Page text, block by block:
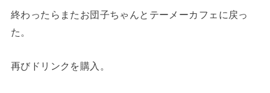
終わったらまたお団子ちゃんとテーメーカフェに戻っ
た。
再びドリンクを購入。